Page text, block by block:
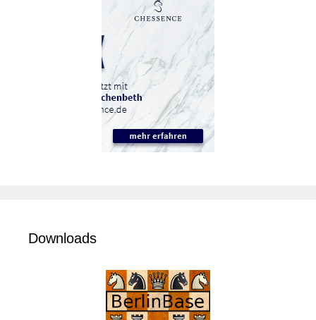
Downloads